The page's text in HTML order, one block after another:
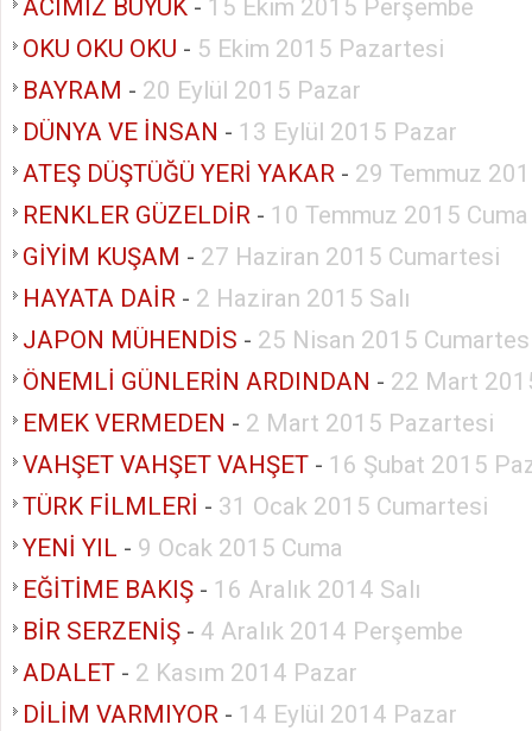
ACIMIZ BÜYÜK - 15 Ekim 2015 Perşembe
OKU OKU OKU - 5 Ekim 2015 Pazartesi
BAYRAM - 20 Eylül 2015 Pazar
DÜNYA VE İNSAN - 13 Eylül 2015 Pazar
ATEŞ DÜŞTÜĞÜ YERİ YAKAR - 29 Temmuz
RENKLER GÜZELDİR - 10 Temmuz 2015 Cuma
GİYİM KUŞAM - 27 Haziran 2015 Cumartesi
HAYATA DAİR - 2 Haziran 2015 Salı
JAPON MÜHENDİS - 25 Nisan 2015
ÖNEMLİ GÜNLERİN ARDINDAN - 22 Mart
EMEK VERMEDEN - 2 Mart 2015 Pazartesi
VAHŞET VAHŞET VAHŞET - 16 Şubat 2015
TÜRK FİLMLERİ - 31 Ocak 2015 Cumartesi
YENİ YIL - 9 Ocak 2015 Cuma
EĞİTİME BAKIŞ - 16 Aralık 2014 Salı
BİR SERZENİŞ - 4 Aralık 2014 Perşembe
ADALET - 2 Kasım 2014 Pazar
DİLİM VARMIYOR - 14 Eylül 2014 Pazar